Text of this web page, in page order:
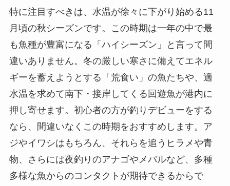
特に注目すべきは、水温が徐々に下がり始める11
月頃の秋シーズンです。この時期は一年の中で最
も魚種が豊富になる「ハイシーズン」と言って間
違いありません。冬の厳しい寒さに備えてエネル
ギーを蓄えようとする「荒食い」の魚たちや、適
水温を求めて南下・接岸してくる回遊魚が港内に
押し寄せます。初心者の方が釣りデビューをする
なら、間違いなくこの時期をおすすめします。ア
ジやイワシはもちろん、それらを追うヒラメや青
物、さらには夜釣りのアナゴやメバルなど、多種
多様な魚からのコンタクトが期待できるからで